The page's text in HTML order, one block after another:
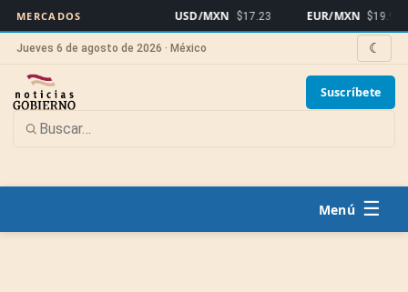
MERCADOS USD/MXN $17.23 EUR/MXN $19.91
Jueves 6 de agosto de 2026 · México ☾
Suscríbete
☰